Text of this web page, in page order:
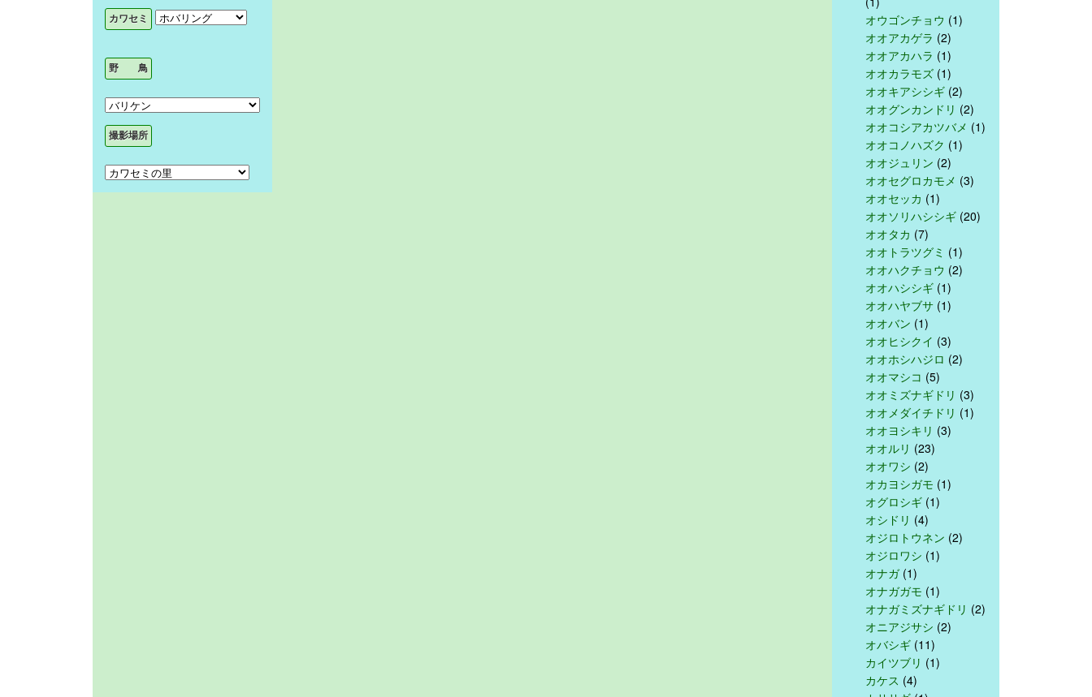
オウゴンチョウ (1)
オオアカゲラ (2)
オオアカハラ (1)
オオカラモズ (1)
オオキアシシギ (2)
オオグンカンドリ (2)
オオコシアカツバメ (1)
オオコノハズク (1)
オオジュリン (2)
オオセグロカモメ (3)
オオセッカ (1)
オオソリハシシギ (20)
オオタカ (7)
オオトラツグミ (1)
オオハクチョウ (2)
オオハシシギ (1)
オオハヤブサ (1)
オオバン (1)
オオヒシクイ (3)
オオホシハジロ (2)
オオマシコ (5)
オオミズナギドリ (3)
オオメダイチドリ (1)
オオヨシキリ (3)
オオルリ (23)
オオワシ (2)
オカヨシガモ (1)
オグロシギ (1)
オシドリ (4)
オジロトウネン (2)
オジロワシ (1)
オナガ(1)
オナガガモ (1)
オナガミズナギドリ (2)
オニアジサシ (2)
オバシギ (11)
カイツブリ (1)
カケス (4)